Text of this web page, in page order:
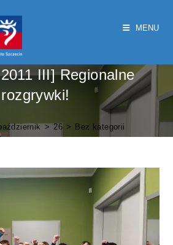
MENU
III] Regionalne
rozgrywki!
> 26 > Bez kategorii